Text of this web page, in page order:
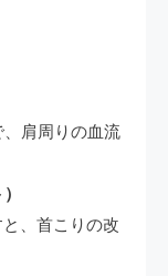
肩周りの血流
、首こりの改